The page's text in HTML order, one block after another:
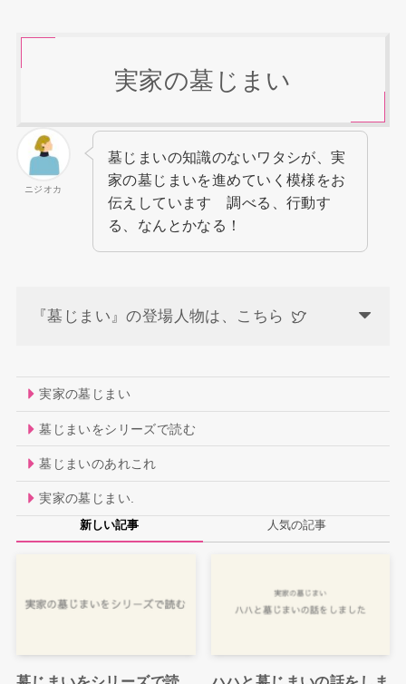
実家の墓じまい
ニジオカ
墓じまいの知識のないワタシが、実
家の墓じまいを進めていく模様をお
伝えしています 調べる、行動す
る、なんとかなる！
『墓じまい』の登場人物は、こちら
実家の墓じまい
墓じまいをシリーズで読む
墓じまいのあれこれ
実家の墓じまい.
新しい記事 人気の記事